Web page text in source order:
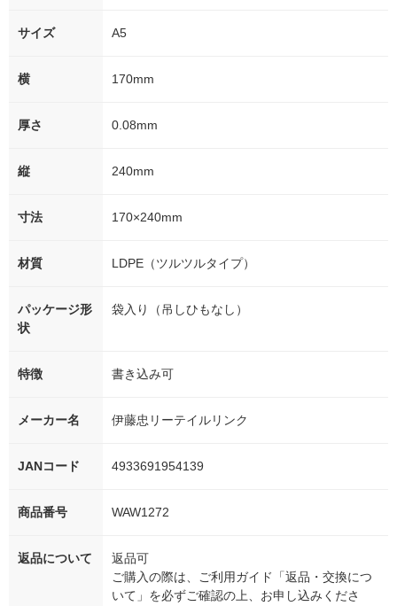
サイズ A5
横 170mm
厚さ 0.08mm
縦 240mm
寸法 170×240mm
材質 LDPE（ツルツルタイプ）
パッケージ形
状
袋入り（吊しひもなし）
特徴 書き込み可
メーカー名 伊藤忠リーテイルリンク
JANコード 4933691954139
商品番号 WAW1272
返品について
返品可
ご購入の際は、ご利用ガイド「返品・交換につ
いて」を必ずご確認の上、お申し込みくださ